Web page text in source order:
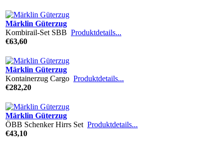
Märklin Güterzug
Kombirail-Set SBB Produktdetails...
€63,60
Märklin Güterzug
Kontainerzug Cargo Produktdetails...
€282,20
Märklin Güterzug
ÖBB Schenker Hirrs Set Produktdetails...
€43,10